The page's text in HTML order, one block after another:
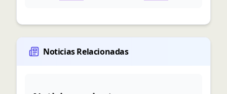
Noticias Relacionadas